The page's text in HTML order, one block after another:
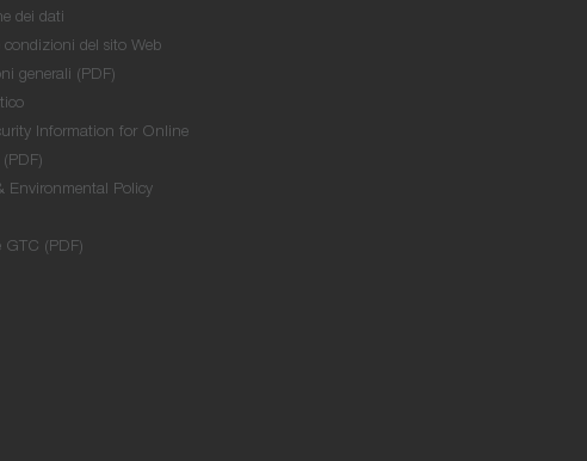
dei dati
condizioni del sito Web
generali (PDF)
Information for Online
(PDF)
Environmental Policy
GTC (PDF)